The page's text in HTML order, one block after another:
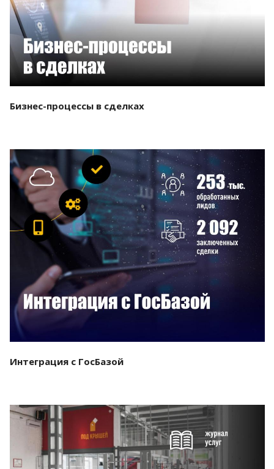
Бизнес-процессы в сделках
Смотреть проект
Интеграция с ГосБазой